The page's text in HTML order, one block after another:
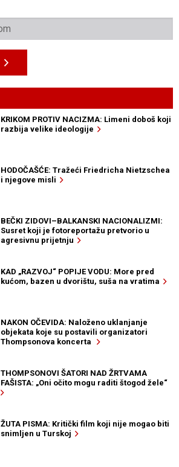
KRIKOM PROTIV NACIZMA: Limeni doboš koji
razbija velike ideologije
HODOČAŠĆE: Tražeći Friedricha Nietzschea
i njegove misli
BEČKI ZIDOVI–BALKANSKI NACIONALIZMI:
Susret koji je fotoreportažu pretvorio u
agresivnu prijetnju
KAD „RAZVOJ“ POPIJE VODU: More pred
kućom, bazen u dvorištu, suša na vratima
NAKON OČEVIDA: Naloženo uklanjanje
objekata koje su postavili organizatori
Thompsonova koncerta
THOMPSONOVI ŠATORI NAD ŽRTVAMA
FAŠISTA: „Oni očito mogu raditi štogod žele“
ŽUTA PISMA: Kritički film koji nije mogao biti
snimljen u Turskoj